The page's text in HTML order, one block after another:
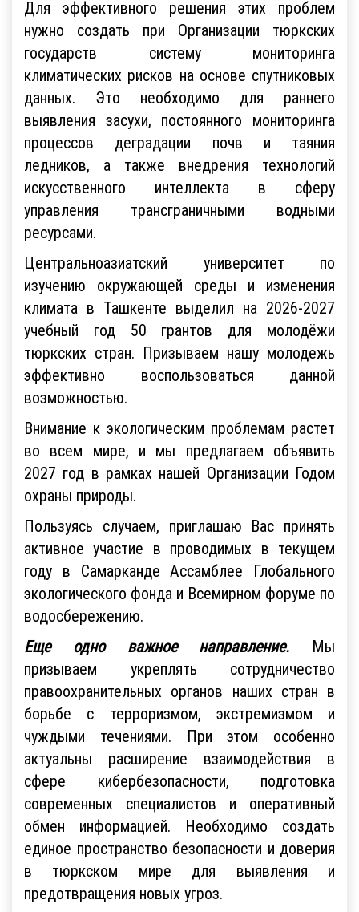
Для эффективного решения этих проблем
нужно создать при Организации тюркских
государств систему мониторинга
климатических рисков на основе спутниковых
данных. Это необходимо для раннего
выявления засухи, постоянного мониторинга
процессов деградации почв и таяния
ледников, а также внедрения технологий
искусственного интеллекта в сферу
управления трансграничными водными
ресурсами.
Центральноазиатский университет по
изучению окружающей среды и изменения
климата в Ташкенте выделил на 2026-2027
учебный год 50 грантов для молодёжи
тюркских стран. Призываем нашу молодежь
эффективно воспользоваться данной
возможностью.
Внимание к экологическим проблемам растет
во всем мире, и мы предлагаем объявить
2027 год в рамках нашей Организации Годом
охраны природы.
Пользуясь случаем, приглашаю Вас принять
активное участие в проводимых в текущем
году в Самарканде Ассамблее Глобального
экологического фонда и Всемирном форуме по
водосбережению.
Еще одно важное направление. Мы
призываем укреплять сотрудничество
правоохранительных органов наших стран в
борьбе с терроризмом, экстремизмом и
чуждыми течениями. При этом особенно
актуальны расширение взаимодействия в
сфере кибербезопасности, подготовка
современных специалистов и оперативный
обмен информацией. Необходимо создать
единое пространство безопасности и доверия
в тюркском мире для выявления и
предотвращения новых угроз.